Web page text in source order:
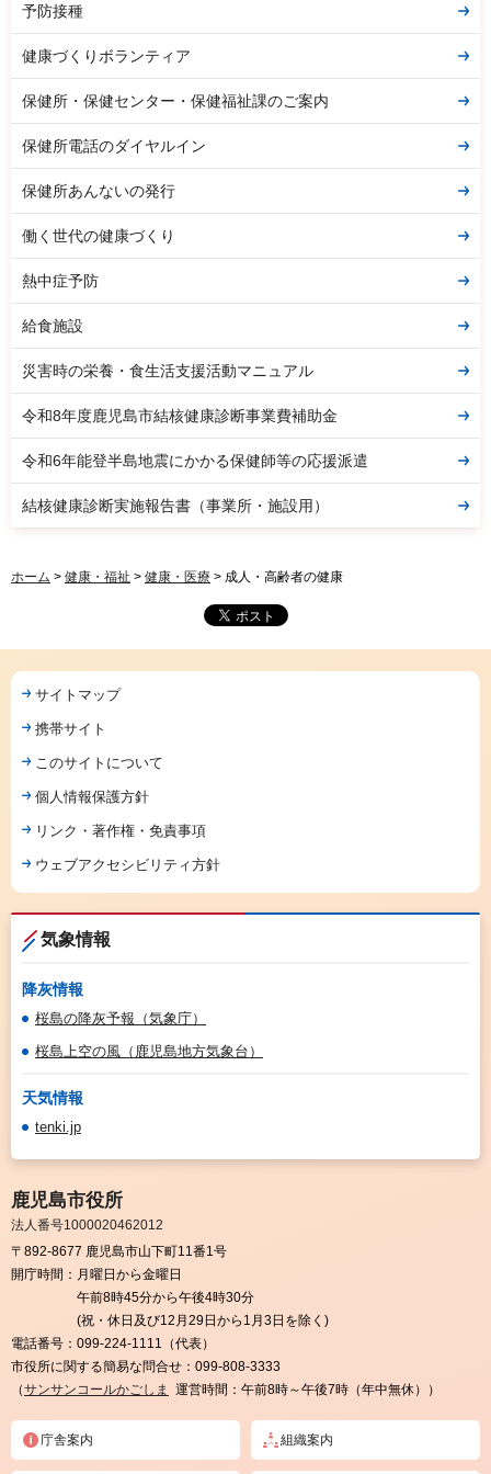
予防接種
健康づくりボランティア
保健所・保健センター・保健福祉課のご案内
保健所電話のダイヤルイン
保健所あんないの発行
働く世代の健康づくり
熱中症予防
給食施設
災害時の栄養・食生活支援活動マニュアル
令和8年度鹿児島市結核健康診断事業費補助金
令和6年能登半島地震にかかる保健師等の応援派遣
結核健康診断実施報告書（事業所・施設用）
ホーム > 健康・福祉 > 健康・医療 > 成人・高齢者の健康
サイトマップ
携帯サイト
このサイトについて
個人情報保護方針
リンク・著作権・免責事項
ウェブアクセシビリティ方針
気象情報
降灰情報
桜島の降灰予報（気象庁）
桜島上空の風（鹿児島地方気象台）
天気情報
tenki.jp
鹿児島市役所
法人番号1000020462012
〒892-8677 鹿児島市山下町11番1号
開庁時間： 月曜日から金曜日
午前8時45分から午後4時30分
(祝・休日及び12月29日から1月3日を除く)
電話番号： 099-224-1111（代表）
市役所に関する簡易な問合せ： 099-808-3333
（サンサンコールかごしま 運営時間：午前8時～午後7時（年中無休））
庁舎案内 組織案内